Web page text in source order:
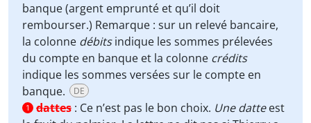
banque (argent emprunté et qu’il doit
rembourser.) Remarque : sur un relevé bancaire,
la colonne débitsindique les sommes prélevées
du compte en banque et la colonne crédits
indique les sommes versées sur le compte en
banque.
DE
1 dattes : Ce n’est pas le bon choix. Une datteest